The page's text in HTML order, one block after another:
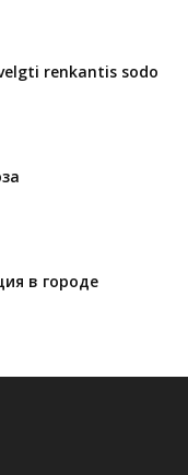
renkantis sodo
в городе